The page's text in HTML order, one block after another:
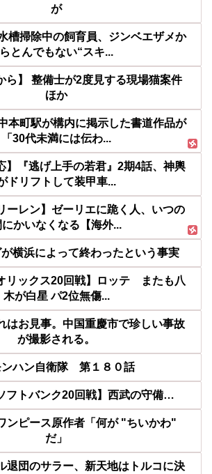
が
槽掃除中の飼育員、ジンベエザメか
らとんでもない“スキ...
ら】 整備士が2度見する現場猫案件
ほか
本町駅が構内に掲示した書道作品が
「30代未満には伝わ...
】『逃げ上手の若君』2期4話、神輿
ドリフトして装甲車...
ーレン】ゼーリエに跪く人、いつの
にかいなくなる【海外...
横浜によって終わったという事実
リックス20回戦】ロッテ またも八
木が白星 パ2位無傷...
はお見事。中国重慶市で珍しい事故
が撮影される。
ンハン自衛隊 第１８０話
フトバンク20回戦】西武の守備…
ンピース原作者「何が "ちいかわ"
だ」
退団のサラー、新天地はトルコに決